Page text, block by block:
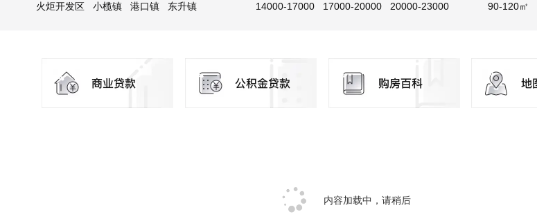
火炬开发区
小榄镇 港口镇
东升镇
14000-17000
17000-20000
20000-23000
90-120㎡
内容加载中，请稍后